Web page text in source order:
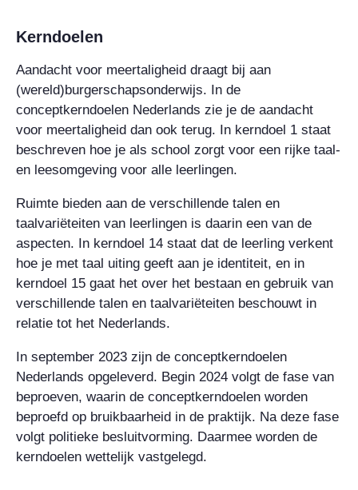
Kerndoelen
Aandacht voor meertaligheid draagt bij aan
(wereld)burgerschapsonderwijs. In de
conceptkerndoelen Nederlands zie je de aandacht
voor meertaligheid dan ook terug. In kerndoel 1 staat
beschreven hoe je als school zorgt voor een rijke taal-
en leesomgeving voor alle leerlingen.
Ruimte bieden aan de verschillende talen en
taalvariëteiten van leerlingen is daarin een van de
aspecten. In kerndoel 14 staat dat de leerling verkent
hoe je met taal uiting geeft aan je identiteit, en in
kerndoel 15 gaat het over het bestaan en gebruik van
verschillende talen en taalvariëteiten beschouwt in
relatie tot het Nederlands.
In september 2023 zijn de conceptkerndoelen
Nederlands opgeleverd. Begin 2024 volgt de fase van
beproeven, waarin de conceptkerndoelen worden
beproefd op bruikbaarheid in de praktijk. Na deze fase
volgt politieke besluitvorming. Daarmee worden de
kerndoelen wettelijk vastgelegd.